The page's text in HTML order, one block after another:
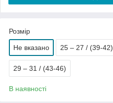
Розмір
Не вказано 25 – 27 / (39-42)
29 – 31 / (43-46)
В наявності